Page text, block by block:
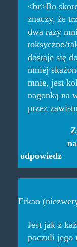
<br>Bo
znaczy, że
dwa razy
toksyczno/
dostaje się
mniej
mnie, jest
nagonką na
przez
odpowiedz
Erkao
Jest jak z
poczuli jego